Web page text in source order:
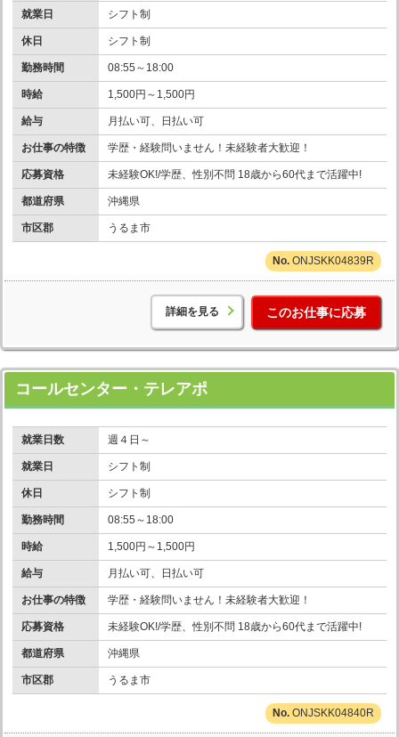
就業日 シフト制
休日 シフト制
勤務時間 08:55～18:00
時給 1,500円～1,500円
給与 月払い可、日払い可
お仕事の特徴 学歴・経験問いません！未経験者大歓迎！
応募資格 未経験OK!/学歴、性別不問 18歳から60代まで活躍中!
都道府県 沖縄県
市区郡 うるま市
ONJSKK04839R
詳細を見る このお仕事に応募
コールセンター・テレアポ
就業日数 週４日～
就業日 シフト制
休日 シフト制
勤務時間 08:55～18:00
時給 1,500円～1,500円
給与 月払い可、日払い可
お仕事の特徴 学歴・経験問いません！未経験者大歓迎！
応募資格 未経験OK!/学歴、性別不問 18歳から60代まで活躍中!
都道府県 沖縄県
市区郡 うるま市
ONJSKK04840R